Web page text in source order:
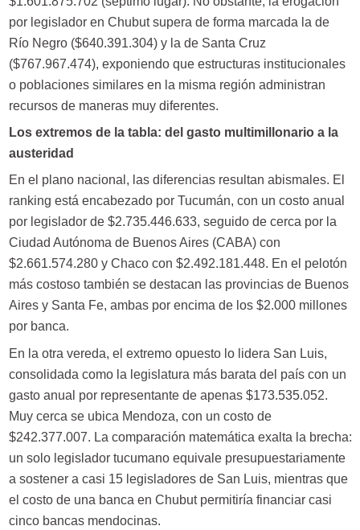
por legislador en Chubut supera de forma marcada la de
Río Negro ($640.391.304) y la de Santa Cruz
($767.967.474), exponiendo que estructuras institucionales
o poblaciones similares en la misma región administran
recursos de maneras muy diferentes.
Los extremos de la tabla: del gasto multimillonario a la
austeridad
En el plano nacional, las diferencias resultan abismales. El
ranking está encabezado por Tucumán, con un costo anual
por legislador de $2.735.446.633, seguido de cerca por la
Ciudad Autónoma de Buenos Aires (CABA) con
$2.661.574.280 y Chaco con $2.492.181.448. En el pelotón
más costoso también se destacan las provincias de Buenos
Aires y Santa Fe, ambas por encima de los $2.000 millones
por banca.
En la otra vereda, el extremo opuesto lo lidera San Luis,
consolidada como la legislatura más barata del país con un
gasto anual por representante de apenas $173.535.052.
Muy cerca se ubica Mendoza, con un costo de
$242.377.007. La comparación matemática exalta la brecha:
un solo legislador tucumano equivale presupuestariamente
a sostener a casi 15 legisladores de San Luis, mientras que
el costo de una banca en Chubut permitiría financiar casi
cinco bancas mendocinas.